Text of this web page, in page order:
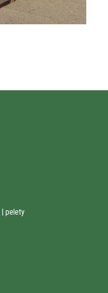
| pelety